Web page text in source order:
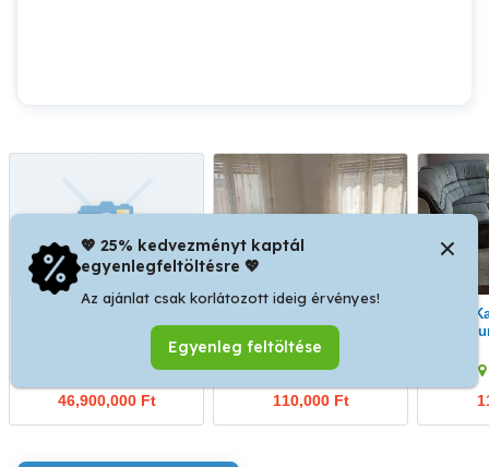
46,900,000 Ft
kiadó munkásszállásként
Balatonlelle
110,000 Ft
💖 25% kedvezményt kaptál
egyenlegfeltöltésre 💖
Az ajánlat csak korlátozott ideig érvényes!
Egyenleg feltöltése